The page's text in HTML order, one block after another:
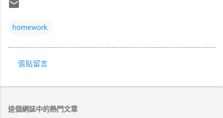
homework
言
張貼留言
這個網誌中的熱門文章